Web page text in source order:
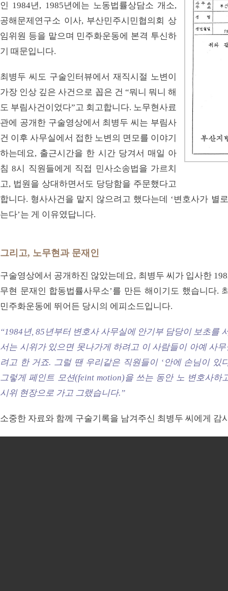
인 1984년, 1985년에는 노동법률상담소 개소,
공해문제연구소 이사, 부산민주시민협의회 상
임위원 등을 맡으며 민주화운동에 본격 투신하
기 때문입니다.
최병두 씨도 구술인터뷰에서 재직시절 노변이
가장 인상 깊은 사건으로 꼽은 건 “뭐니 뭐니 해
도 부림사건이었다”고 회고합니다. 노무현사료
관에 공개한 구술영상에서 최병두 씨는 부림사
건 이후 사무실에서 접한 노변의 면모를 이야기
하는데요, 출근시간을 한 시간 당겨서 매일 아
침 8시 직원들에게 직접 민사소송법을 가르치
고, 법원을 상대하면서도 당당함을 주문했다고
합니다. 형사사건을 맡지 않으려고 했다는데 ‘변호사가 별
는다’는 게 이유였답니다.
그리고, 노무현과 문재인
구술영상에서 공개하진 않았는데요, 최병두 씨가 입사한
무현 문재인 합동법률사무소’를 만든 해이기도 했습니다.
민주화운동에 뛰어든 당시의 에피소드입니다.
“1984년, 85년부터 변호사 사무실에 안기부 담당이 보초를
서는 시위가 있으면 못나가게 하려고 이 사람들이 아예 사
려고 한 거죠. 그럴 땐 우리같은 직원들이 ‘안에 손님이 있
그렇게 페인트 모션(feint motion)을 쓰는 동안 노 변호사하
시위 현장으로 가고 그랬습니다.”
소중한 자료와 함께 구술기록을 남겨주신 최병두 씨에게 감